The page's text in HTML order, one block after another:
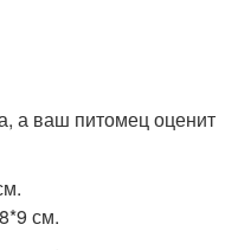
а ваш питомец оценит
см.